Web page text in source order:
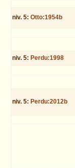
niv. 5:Otto:1954b
niv. 5: Perdu:1998
niv. 5: Perdu:2012b